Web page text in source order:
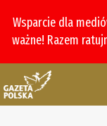
Wsparcie dla
ważne! Razem